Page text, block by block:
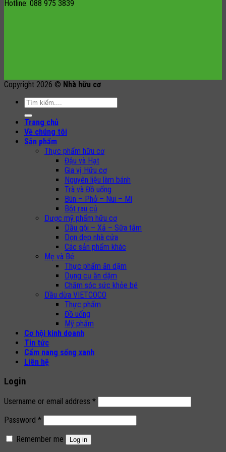
Hotline: 088 975 3839
Copyright 2026 © Nhà hữu cơ
Search
for:
Trang chủ
Về chúng tôi
Sản phẩm
Thực phẩm hữu cơ
Đậu và Hạt
Gia vị Hữu cơ
Nguyên liệu làm bánh
Trà và Đồ uống
Bún – Phở – Nui – Mì
Bột rau củ
Dược mỹ phẩm hữu cơ
Dầu gội – Xả – Sữa tắm
Dọn dẹp nhà cửa
Các sản phẩm khác
Mẹ và Bé
Thực phẩm ăn dặm
Dụng cụ ăn dặm
Chăm sóc sức khỏe bé
Dầu dừa VIETCOCO
Thực phẩm
Đồ uống
Mỹ phẩm
Cơ hội kinh doanh
Tin tức
Cẩm nang sống xanh
Liên hệ
Login
Username or email address *
Password *
Remember me
Log in